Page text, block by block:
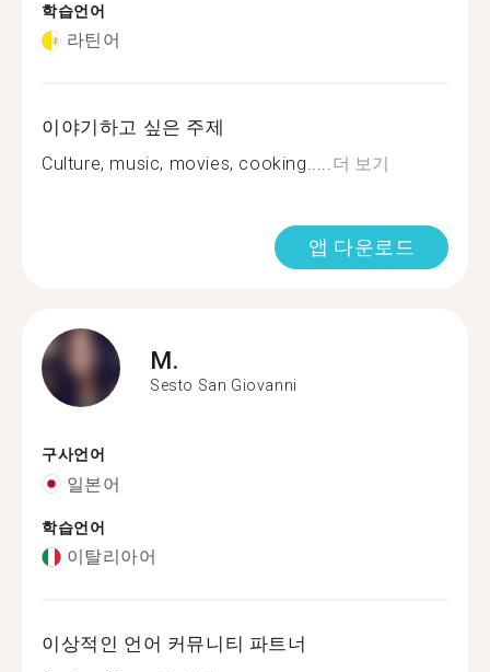
학습언어
라틴어
이야기하고 싶은 주제
Culture, music, movies, cooking.....더 보기
앱 다운로드
M.
Sesto San Giovanni
구사언어
일본어
학습언어
이탈리아어
이상적인 언어 커뮤니티 파트너